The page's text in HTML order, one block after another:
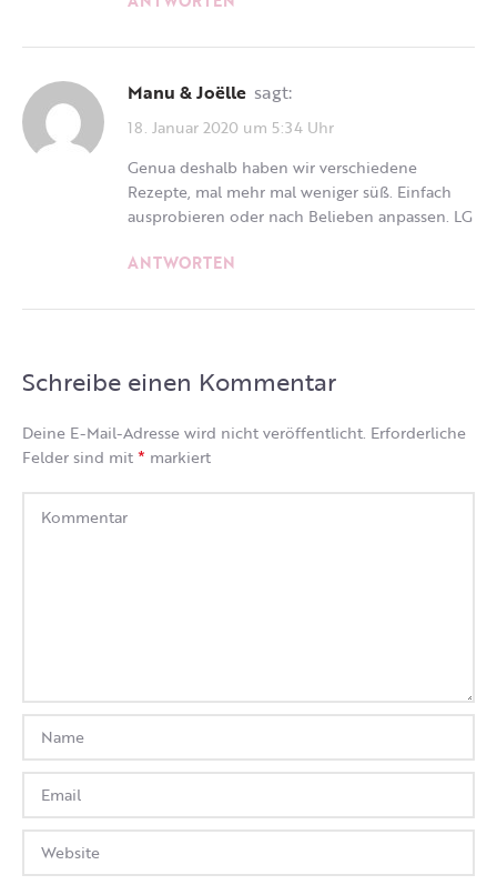
Manu & Joëlle sagt:
18. Januar 2020 um 5:34 Uhr
Genua deshalb haben wir verschiedene
Rezepte, mal mehr mal weniger süß. Einfach
ausprobieren oder nach Belieben anpassen. LG
ANTWORTEN
Schreibe einen Kommentar
Deine E-Mail-Adresse wird nicht veröffentlicht. Erforderliche
Felder sind mit* markiert